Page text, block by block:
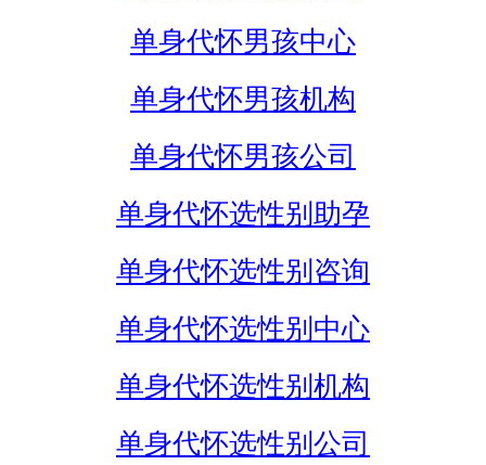
单身代怀男孩中心
单身代怀男孩机构
单身代怀男孩公司
单身代怀选性别助孕
单身代怀选性别咨询
单身代怀选性别中心
单身代怀选性别机构
单身代怀选性别公司